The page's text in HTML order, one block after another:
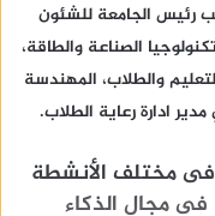
رئيس الجامعة للشئون
الصناعة والطاقة،
والطلاب، المهندسة
ادارة رعاية الطلاب.
فى مختلف الأنشطة
فى مجال الذكاء